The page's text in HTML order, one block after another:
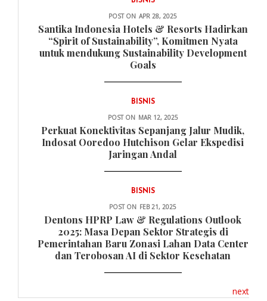
POST ON APR 28, 2025
Santika Indonesia Hotels & Resorts Hadirkan
“Spirit of Sustainability”, Komitmen Nyata
untuk mendukung Sustainability Development
Goals
BISNIS
POST ON MAR 12, 2025
Perkuat Konektivitas Sepanjang Jalur Mudik,
Indosat Ooredoo Hutchison Gelar Ekspedisi
Jaringan Andal
BISNIS
POST ON FEB 21, 2025
Dentons HPRP Law & Regulations Outlook
2025: Masa Depan Sektor Strategis di
Pemerintahan Baru Zonasi Lahan Data Center
dan Terobosan AI di Sektor Kesehatan
next